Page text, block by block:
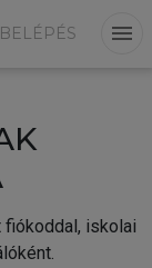
BELÉPÉS menu
fiókoddal, iskolai